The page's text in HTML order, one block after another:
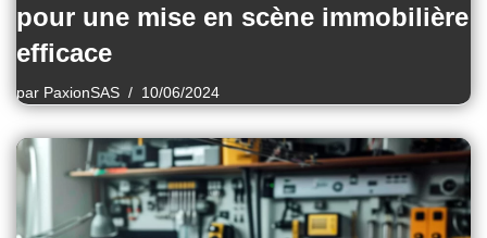
pour une mise en scène immobilière
efficace
par PaxionSAS 10/06/2024